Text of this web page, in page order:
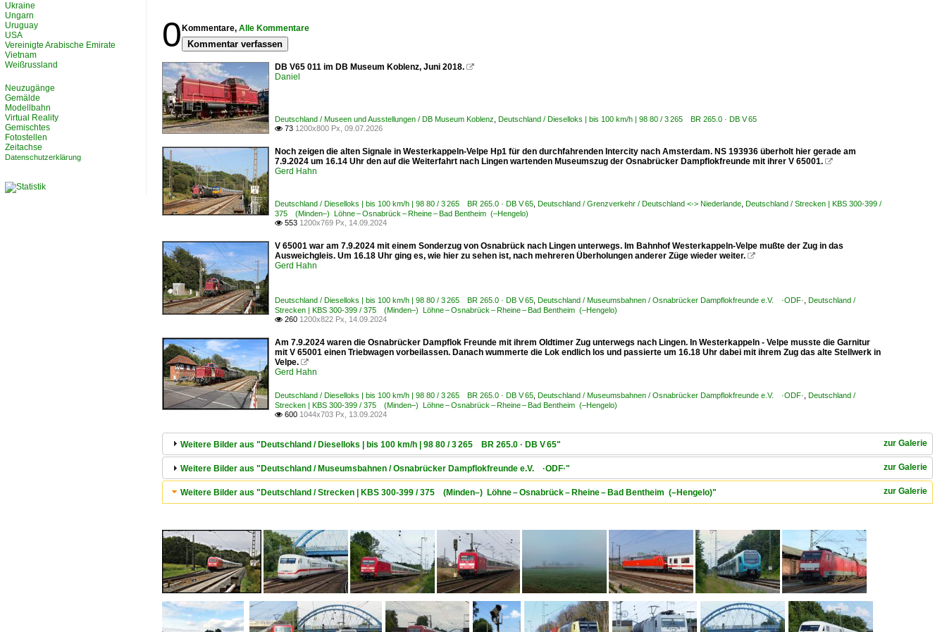
0 Kommentare, Alle Kommentare
Kommentar verfassen
DB V65 011 im DB Museum Koblenz, Juni 2018. 
Daniel
Deutschland / Museen und Ausstellungen / DB Museum Koblenz Deutschland / Dieselloks | bis 100 km/h | 98 80 / 3 265 BR 265.0 · DB V 65
 73 1200x800 Px, 09.07.2026
Noch zeigen die alten Signale in Westerkappeln-Velpe Hp1 für den durchfahrenden Intercity nach Amsterdam. NS 193936 überholt hier gerade am
7.9.2024 um 16.14 Uhr den auf die Weiterfahrt nach Lingen wartenden Museumszug der Osnabrücker Dampflokfreunde mit ihrer V 65001. 
Gerd Hahn
Deutschland / Dieselloks | bis 100 km/h | 98 80 / 3 265 BR 265.0 · DB V 65 Deutschland / Grenzverkehr / Deutschland <-> Niederlande Deutschland / Strecken | KBS 300-399 /
375 (Minden–) Löhne – Osnabrück – Rheine – Bad Bentheim (–Hengelo)
 553 1200x769 Px, 14.09.2024
V 65001 war am 7.9.2024 mit einem Sonderzug von Osnabrück nach Lingen unterwegs. Im Bahnhof Westerkappeln-Velpe mußte der Zug in das
Ausweichgleis. Um 16.18 Uhr ging es, wie hier zu sehen ist, nach mehreren Überholungen anderer Züge wieder weiter. 
Gerd Hahn
Deutschland / Dieselloks | bis 100 km/h | 98 80 / 3 265 BR 265.0 · DB V 65 Deutschland / Museumsbahnen / Osnabrücker Dampflokfreunde e.V. ·ODF· Deutschland /
Strecken | KBS 300-399 / 375 (Minden–) Löhne – Osnabrück – Rheine – Bad Bentheim (–Hengelo)
 260 1200x822 Px, 14.09.2024
Am 7.9.2024 waren die Osnabrücker Dampflok Freunde mit ihrem Oldtimer Zug unterwegs nach Lingen. In Westerkappeln - Velpe musste die Garnitur
mit V 65001 einen Triebwagen vorbeilassen. Danach wummerte die Lok endlich los und passierte um 16.18 Uhr dabei mit ihrem Zug das alte Stellwerk in
Velpe. 
Gerd Hahn
Deutschland / Dieselloks | bis 100 km/h | 98 80 / 3 265 BR 265.0 · DB V 65 Deutschland / Museumsbahnen / Osnabrücker Dampflokfreunde e.V. ·ODF· Deutschland /
Strecken | KBS 300-399 / 375 (Minden–) Löhne – Osnabrück – Rheine – Bad Bentheim (–Hengelo)
 600 1044x703 Px, 13.09.2024
zur Galerie
Weitere Bilder aus "Deutschland / Dieselloks | bis 100 km/h | 98 80 / 3 265 BR 265.0 · DB V 65"
zur Galerie
Weitere Bilder aus "Deutschland / Museumsbahnen / Osnabrücker Dampflokfreunde e.V. ·ODF·"
zur Galerie
Weitere Bilder aus "Deutschland / Strecken | KBS 300-399 / 375 (Minden–) Löhne – Osnabrück – Rheine – Bad Bentheim (–Hengelo)"
Ukraine
Ungarn
Uruguay
USA
Vereinigte Arabische Emirate
Vietnam
Weißrussland
Neuzugänge
Gemälde
Modellbahn
Virtual Reality
Gemischtes
Fotostellen
Zeitachse
Datenschutzerklärung